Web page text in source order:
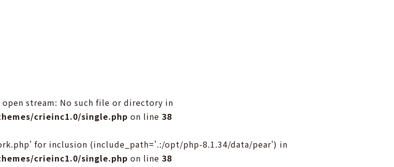
stream: No such file or directory in
crieinc1.0/single.php on line 38
for inclusion (include_path='.:/opt/php-8.1.34/data/pear') in
crieinc1.0/single.php on line 38